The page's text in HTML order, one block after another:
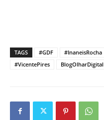
TAGS #GDF #InaneisRocha
#VicentePires
BlogOlharDigital